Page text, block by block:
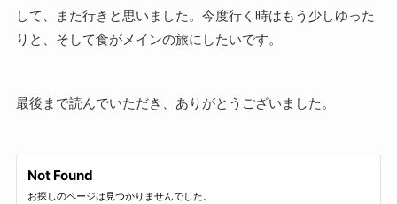
して、また行きと思いました。今度行く時はもう少しゆった
りと、そして食がメインの旅にしたいです。
最後まで読んでいただき、ありがとうございました。